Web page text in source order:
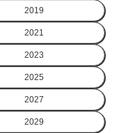
2019
2021
2023
2025
2027
2029